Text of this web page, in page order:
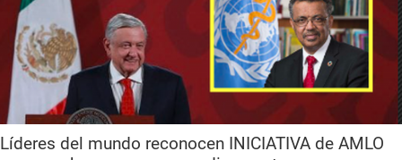
Líderes del mundo reconocen INICIATIVA de AMLO